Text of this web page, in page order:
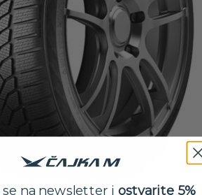
na newsletter i ostvarite 5%